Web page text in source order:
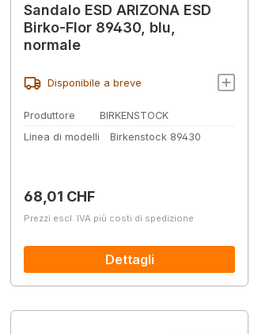
Sandalo ESD ARIZONA ESD
Birko-Flor 89430, blu,
normale
Disponibile a breve
Produttore
BIRKENSTOCK
Linea di modelli
Birkenstock 89430
Prezzo normale:
68,01 CHF
Prezzi escl. IVA più costi di spedizione
Dettagli